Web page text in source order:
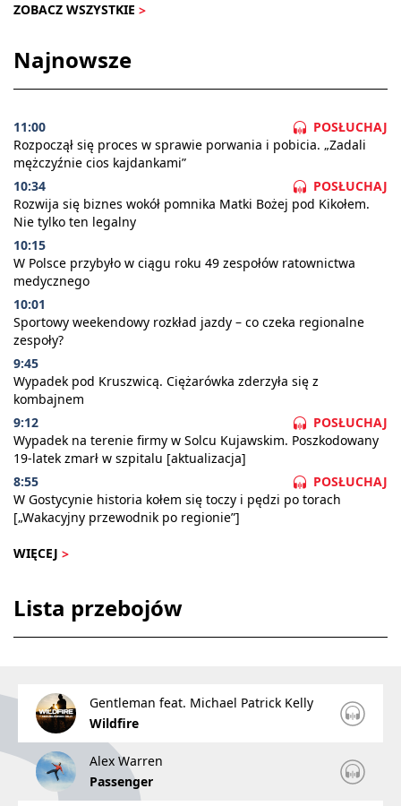
Najnowsze
11:00
POSŁUCHAJ
Rozpoczął się proces w sprawie porwania i pobicia. „Zadali
mężczyźnie cios kajdankami”
10:34
POSŁUCHAJ
Rozwija się biznes wokół pomnika Matki Bożej pod Kikołem.
Nie tylko ten legalny
10:15
W Polsce przybyło w ciągu roku 49 zespołów ratownictwa
medycznego
10:01
Sportowy weekendowy rozkład jazdy – co czeka regionalne
zespoły?
9:45
Wypadek pod Kruszwicą. Ciężarówka zderzyła się z
kombajnem
9:12
POSŁUCHAJ
Wypadek na terenie firmy w Solcu Kujawskim. Poszkodowany
19-latek zmarł w szpitalu [aktualizacja]
8:55
POSŁUCHAJ
W Gostycynie historia kołem się toczy i pędzi po torach
[„Wakacyjny przewodnik po regionie”]
WIĘCEJ
ZOBACZ WSZYSTKIE
Lista przebojów
Gentleman feat. Michael Patrick Kelly
Wildfire
Alex Warren
Passenger